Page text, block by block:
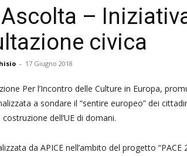
–
civica
- 17 Giugno 2018
Per l’Incontro delle Culture in Europa,
a sondare il “sentire europeo” dei
dell’UE di domani.
da APICE nell’ambito del progetto “PACE